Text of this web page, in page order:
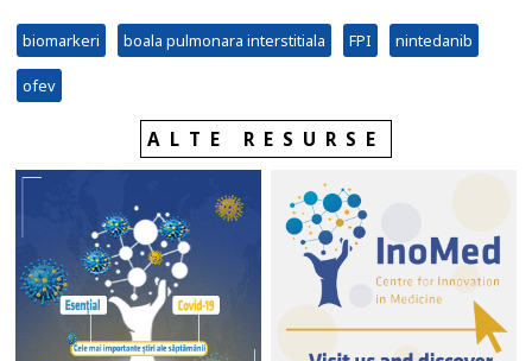
biomarkeri boala pulmonara interstitiala FPI nintedanib
ofev
ALTE RESURSE